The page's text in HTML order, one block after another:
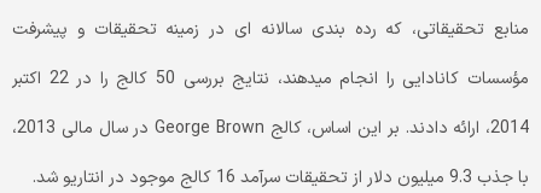
منابع تحقیقاتی، که رده بندی سالانه­ ای در زمینه تحقیقات و پیشرفت
مؤسسات کانادایی را انجام می­دهند، نتایج بررسی 50 کالج را در 22 اکتبر
2014، ارائه دادند. بر این اساس، کالج George Brown در سال مالی 2013،
با جذب 9.3 میلیون دلار از تحقیقات سرآمد 16 کالج موجود در انتاریو شد.